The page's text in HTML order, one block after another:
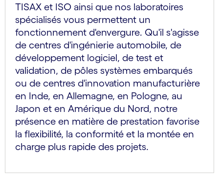
TISAX et ISO ainsi que nos laboratoires
spécialisés vous permettent un
fonctionnement d'envergure. Qu'il s'agisse
de centres d'ingénierie automobile, de
développement logiciel, de test et
validation, de pôles systèmes embarqués
ou de centres d'innovation manufacturière
en Inde, en Allemagne, en Pologne, au
Japon et en Amérique du Nord, notre
présence en matière de prestation favorise
la flexibilité, la conformité et la montée en
charge plus rapide des projets.